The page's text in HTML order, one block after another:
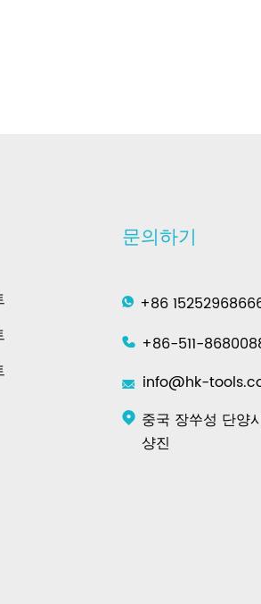
문의하기
+86
+86-511-
info@hk-
중국 장쑤성 단양
샹진